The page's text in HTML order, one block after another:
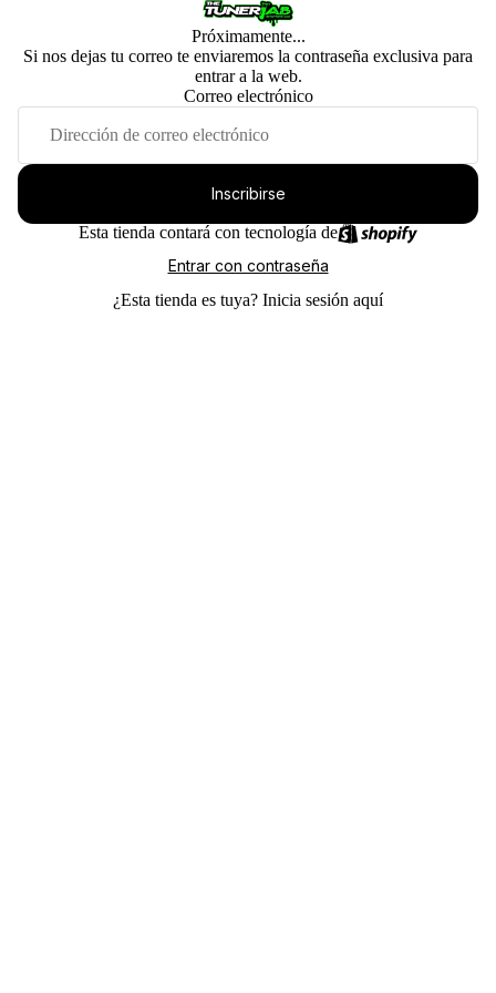
Próximamente...
Si nos dejas tu correo te enviaremos la contraseña exclusiva para
entrar a la web.
Correo electrónico
Inscribirse
Esta tienda contará con tecnología de
Entrar con contraseña
¿Esta tienda es tuya? Inicia sesión aquí